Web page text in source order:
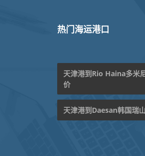
热门海运港口
天津港到Rio Haina多米
价
天津港到Daesan韩国瑞